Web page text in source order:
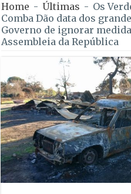
Home - Últimas - Os
Comba Dão data dos
Governo de ignorar
Assembleia da República